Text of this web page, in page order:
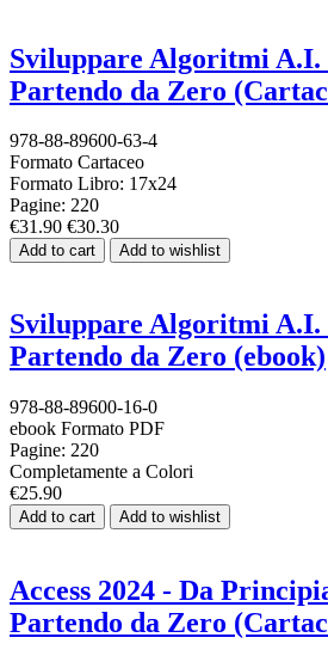
Sviluppare Algoritmi A.I.
Partendo da Zero
978-88-89600-63-4
Formato Cartaceo
Formato Libro: 17x24
Pagine: 220
€31.90 €30.30
Add to cart Add to wishlist
Sviluppare Algoritmi A.I.
Partendo da Zero (ebook)
978-88-89600-16-0
ebook Formato PDF
Pagine: 220
Completamente a Colori
€25.90
Add to cart Add to wishlist
Access 2024 - Da
Partendo da Zero